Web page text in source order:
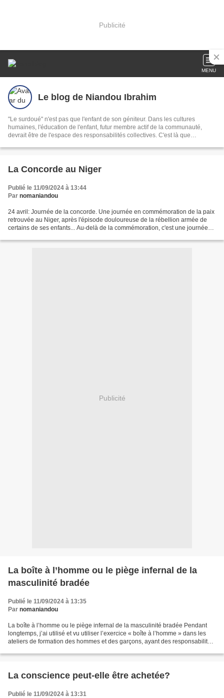
Publicité
MENU
Le blog de Niandou Ibrahim
"Le surdoué" n'est pas que l'enfant de son géniteur. Dans les cultures
humaines, l'éducation de l'enfant, futur membre actif de la communauté,
devrait être de l'espace des responsabilités collectives. C'est là que
La Concorde au Niger
Publié le 11/09/2024 à 13:44
Par nomaniandou
24 avril: Journée de la concorde. Une journée en commémoration de la paix
retrouvée au Niger, après l'épisode douloureuse de la rébellion armée de
certains de ses enfants... Au-delà de la commémoration, c'est une journée
Publicité
La boîte à l’homme ou le piège infernal de la
masculinité bradée
Publié le 11/09/2024 à 13:35
Par nomaniandou
La boîte à l’homme ou le piège infernal de la masculinité bradée Pendant
longtemps, j’ai utilisé et vu utiliser l’exercice « boîte à l’homme » dans les
ateliers de formation des hommes et des garçons, ayant des responsabilités
La conscience peut-elle être achetée?
Publié le 11/09/2024 à 13:31